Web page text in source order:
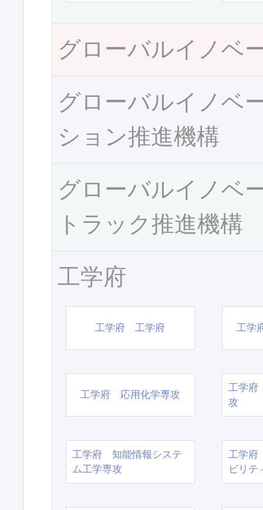
グローバルイノベ
グローバルイノベ
ション推進機構
グローバルイノベ
トラック推進機構
工学府
工学府 工学府 工学
工学府 応用化学専攻
工学府
攻
工学府 知能情報システ
ム工学専攻
工学府
ビリテ